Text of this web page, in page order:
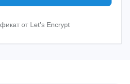
от Let's Encrypt